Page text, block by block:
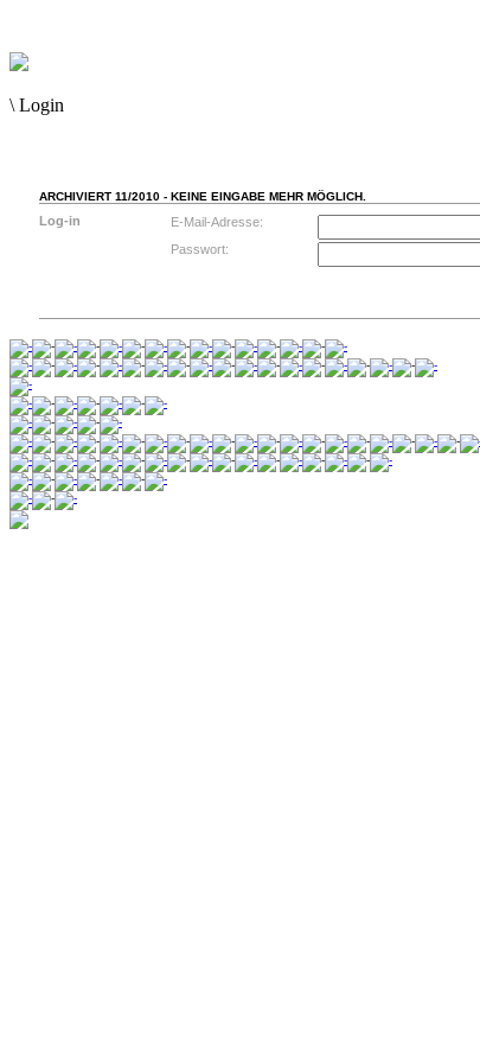
\ Login
ARCHIVIERT 11/2010 - KEINE EINGABE MEHR MÖGLICH.
Log-in
E-Mail-Adresse:
Passwort: